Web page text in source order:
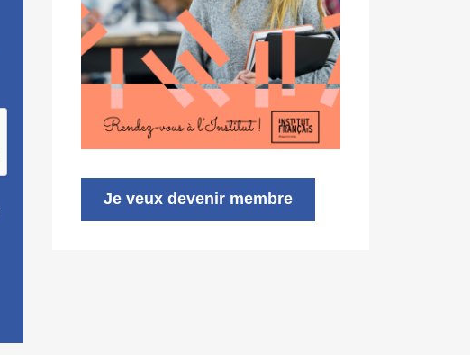
Je veux devenir membre